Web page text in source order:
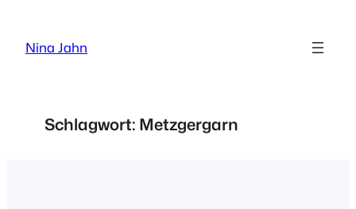
springen
Nina Jahn
Schlagwort: Metzgergarn